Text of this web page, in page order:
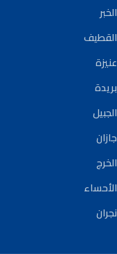
الخبر
القطيف
عنيزة
بريدة
الجبيل
جازان
الخرج
الأحساء
نجران